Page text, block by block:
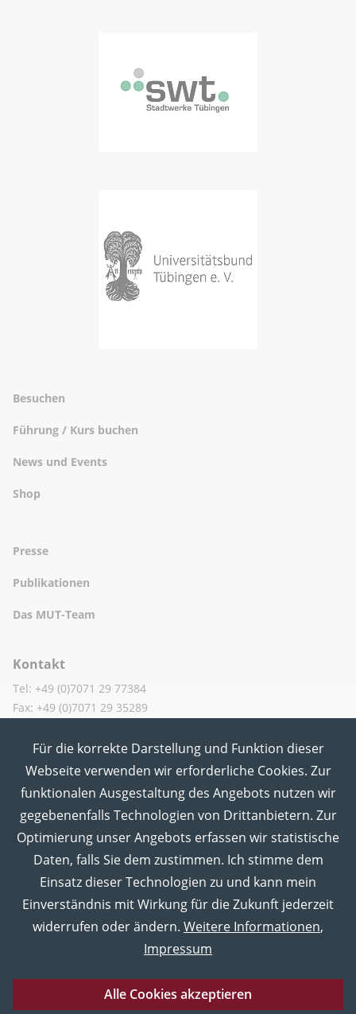
Besuchen
Führung / Kurs buchen
News und Events
Shop
Presse
Publikationen
Das MUT-Team
Kontakt
Tel: +49 (0)7071 29 77384
Fax: +49 (0)7071 29 35289
MUT in den Sozialen Medien
Eberhard Karls Universität Tübingen Impressum
Für die korrekte Darstellung und Funktion dieser
Webseite verwenden wir erforderliche Cookies. Zur
funktionalen Ausgestaltung des Angebots nutzen wir
gegebenenfalls Technologien von Drittanbietern. Zur
Optimierung unser Angebots erfassen wir statistische
Daten, falls Sie dem zustimmen. Ich stimme dem
Einsatz dieser Technologien zu und kann mein
Einverständnis mit Wirkung für die Zukunft jederzeit
widerrufen oder ändern. Weitere Informationen,
Impressum
Alle Cookies akzeptieren